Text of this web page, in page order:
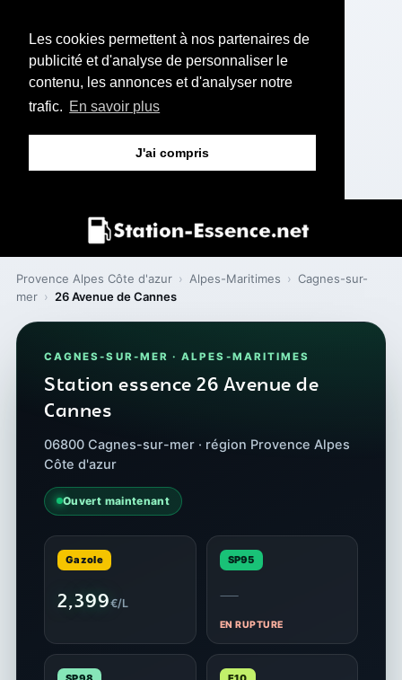
Les cookies permettent à nos partenaires de
publicité et d'analyse de personnaliser le
contenu, les annonces et d'analyser notre
trafic. En savoir plus
J'ai compris
Provence Alpes Côte d'azur › Alpes-Maritimes › Cagnes-sur-
mer › 26 Avenue de Cannes
CAGNES-SUR-MER · ALPES-MARITIMES
Station essence 26 Avenue de
Cannes
06800 Cagnes-sur-mer · région Provence Alpes
Côte d'azur
Ouvert maintenant
Gazole
2,399€/L
SP95
—
EN RUPTURE